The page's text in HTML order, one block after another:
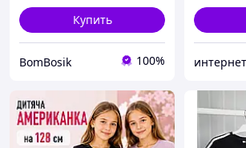
Купить
BomBosik 100%